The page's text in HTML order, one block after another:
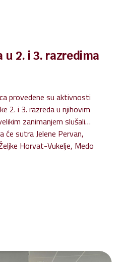
u 2. i 3. razredima
provedene su aktivnosti
2. i 3. razreda u njihovim
zanimanjem slušali
će sutra Jelene Pervan,
Horvat-Vukelje, Medo
avantura
Aktivnosti su provedene u...